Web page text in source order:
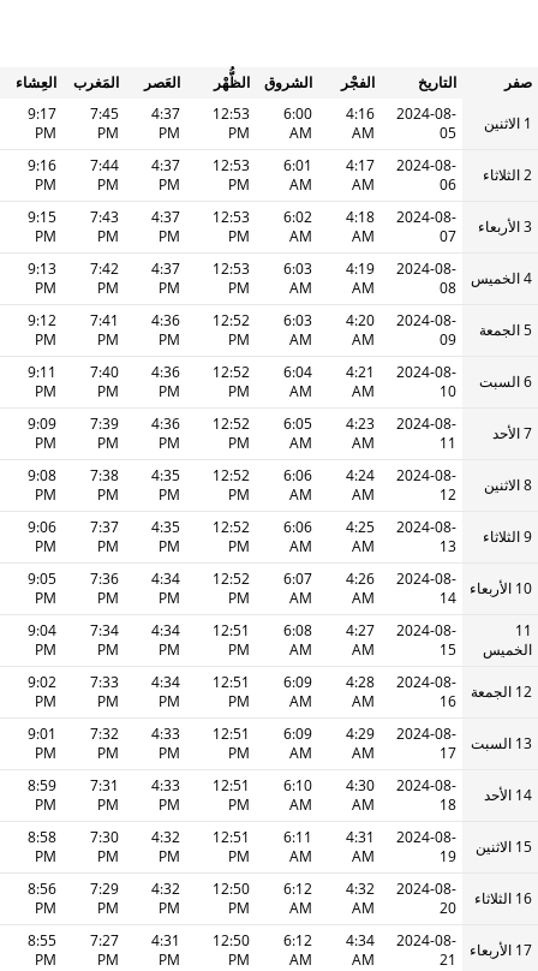
صفر التاريخ الفجْر الشروق الظُّهْر العَصر المَغرب
العِشاء
1 الاثنين
2024-08-
05
4:16
AM
6:00
AM
12:53
PM
4:37
PM
7:45
PM
9:17
PM
2 الثلاثاء
2024-08-
06
4:17
AM
6:01
AM
12:53
PM
4:37
PM
7:44
PM
9:16
PM
3 الأربعاء
2024-08-
07
4:18
AM
6:02
AM
12:53
PM
4:37
PM
7:43
PM
9:15
PM
4 الخميس
2024-08-
08
4:19
AM
6:03
AM
12:53
PM
4:37
PM
7:42
PM
9:13
PM
5 الجمعة
2024-08-
09
4:20
AM
6:03
AM
12:52
PM
4:36
PM
7:41
PM
9:12
PM
6 السبت
2024-08-
10
4:21
AM
6:04
AM
12:52
PM
4:36
PM
7:40
PM
9:11
PM
7 الأحد
2024-08-
11
4:23
AM
6:05
AM
12:52
PM
4:36
PM
7:39
PM
9:09
PM
8 الاثنين
2024-08-
12
4:24
AM
6:06
AM
12:52
PM
4:35
PM
7:38
PM
9:08
PM
9 الثلاثاء
2024-08-
13
4:25
AM
6:06
AM
12:52
PM
4:35
PM
7:37
PM
9:06
PM
10 الأربعاء
2024-08-
14
4:26
AM
6:07
AM
12:52
PM
4:34
PM
7:36
PM
9:05
PM
11
الخميس
2024-08-
15
4:27
AM
6:08
AM
12:51
PM
4:34
PM
7:34
PM
9:04
PM
12 الجمعة
2024-08-
16
4:28
AM
6:09
AM
12:51
PM
4:34
PM
7:33
PM
9:02
PM
13 السبت
2024-08-
17
4:29
AM
6:09
AM
12:51
PM
4:33
PM
7:32
PM
9:01
PM
14 الأحد
2024-08-
18
4:30
AM
6:10
AM
12:51
PM
4:33
PM
7:31
PM
8:59
PM
15 الاثنين
2024-08-
19
4:31
AM
6:11
AM
12:51
PM
4:32
PM
7:30
PM
8:58
PM
16 الثلاثاء
2024-08-
20
4:32
AM
6:12
AM
12:50
PM
4:32
PM
7:29
PM
8:56
PM
17 الأربعاء
2024-08-
21
4:34
AM
6:12
AM
12:50
PM
4:31
PM
7:27
PM
8:55
PM